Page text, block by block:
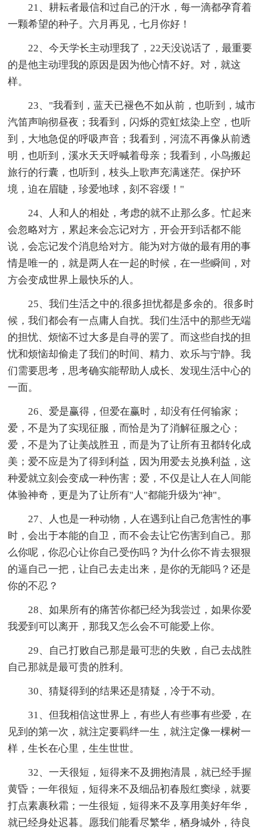
21、耕耘者最信和过自己的汗水，每一滴都孕育着
一颗希望的种子。六月再见，七月你好！
22、今天学长主动理我了，22天没说话了，最重要
的是他主动理我的原因是因为他心情不好。对，就这
样。
23、"我看到，蓝天已褪色不如从前，也听到，城市
汽笛声响彻昼夜；我看到，闪烁的霓虹炫染上空，也听
到，大地急促的呼吸声音；我看到，河流不再像从前透
明，也听到，溪水天天呼喊着母亲；我看到，小鸟搬起
旅行的行囊，也听到，枝头上歌声充满迷茫。保护环
境，迫在眉睫，珍爱地球，刻不容缓！"
24、人和人的相处，考虑的就不止那么多。忙起来
会忽略对方，累起来会忘记对方，开会开到话都不能
说，会忘记发个消息给对方。能为对方做的最有用的事
情是唯一的，就是两人在一起的时候，在一些瞬间，对
方会变成世界上最快乐的人。
25、我们生活之中的.很多担忧都是多余的。很多时
候，我们都会有一点庸人自扰。我们生活中的那些无端
的担忧、烦恼不过大多是自寻的罢了。而这些自找的担
忧和烦恼却偷走了我们的时间、精力、欢乐与宁静。我
们需要思考，思考确实能帮助人成长、发现生活中心的
一面。
26、爱是赢得，但爱在赢时，却没有任何输家；
爱，不是为了实现征服，而恰是为了消解征服之心；
爱，不是为了让美战胜丑，而是为了让所有丑都转化成
美；爱不应是为了得到利益，因为用爱去兑换利益，这
种爱就立刻会变成一种伤害；爱，不仅是让人在人间能
体验神奇，更是为了让所有"人"都能升级为"神"。
27、人也是一种动物，人在遇到让自己危害性的事
时，会出于本能的自卫，而不会去让它伤害到自己。那
么你呢，你忍心让你自己受伤吗？为什么你不肯去狠狠
的逼自己一把，让自己去走出来，是你的无能吗？还是
你的不忍？
28、如果所有的痛苦你都已经为我尝过，如果你爱
我爱到可以离开，那我又怎么会不可能爱上你。
29、自己打败自己那是最可悲的失败，自己去战胜
自己那就是最可贵的胜利。
30、猜疑得到的结果还是猜疑，冷于不动。
31、但我相信这世界上，有些人有些事有些爱，在
见到的第一次，就注定要羁绊一生，就注定像一棵树一
样，生长在心里，生生世世。
32、一天很短，短得来不及拥抱清晨，就已经手握
黄昏；一年很短，短得来不及细品初春殷红窦绿，就要
打点素裹秋霜；一生很短，短得来不及享用美好年华，
就已经身处迟暮。愿我们能看尽繁华，栖身城外，待良